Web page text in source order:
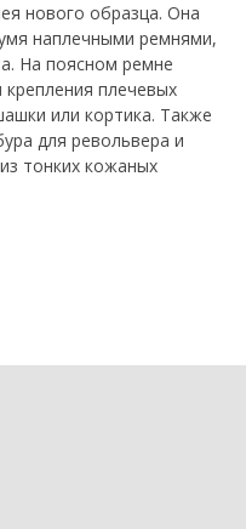
нового образца. Она
наплечными ремнями,
На поясном ремне
плечевых
или кортика. Также
для револьвера и
тонких кожаных